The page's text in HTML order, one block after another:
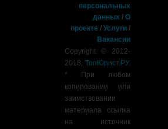
персональных
данных /О
проекте /Услуги /
Вакансии
Copyright © 2012-
2018,ТопЮрист.РУ.
* При любом
копировании или
заимствовании
материала ссылка
на источник